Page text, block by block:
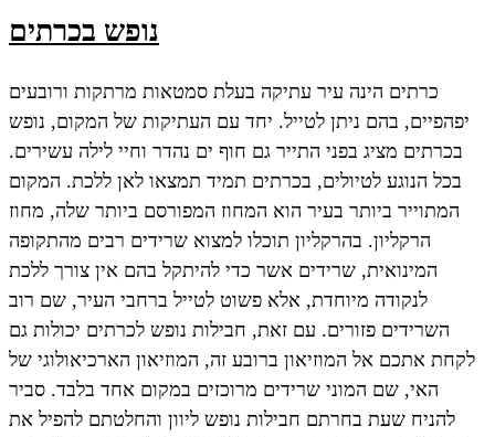
נופש בכרתים
כרתים הינה עיר עתיקה בעלת סמטאות מרתקות ורובעים
יפהפיים, בהם ניתן לטייל. יחד עם העתיקות של המקום, נופש
בכרתים מציג בפני התייר גם חוף ים נהדר וחיי לילה עשירים.
בכל הנוגע לטיולים, בכרתים תמיד תמצאו לאן ללכת. המקום
המתוייר ביותר בעיר הוא המחוז המפורסם ביותר שלה, מחוז
הרקליון. בהרקליון תוכלו למצוא שרידים רבים מהתקופה
המינואית, שרידים אשר כדי להיתקל בהם אין צורך ללכת
לנקודה מיוחדת, אלא פשוט לטייל ברחבי העיר, שם רוב
השרידים פזורים. עם זאת, חבילות נופש לכרתים יכולות גם
לקחת אתכם אל המוזיאון ברובע זה, המוזיאון הארכיאולוגי של
האי, שם המוני שרידים מרוכזים במקום אחד בלבד. סביר
להניח שעת בחרתם חבילות נופש ליוון והחלטתם להפיל את